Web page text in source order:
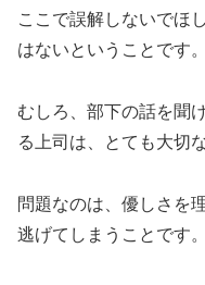
ここで誤解しないでほ
はないということです。
むしろ、部下の話を聞
る上司は、とても大切
問題なのは、優しさを
逃げてしまうことです。